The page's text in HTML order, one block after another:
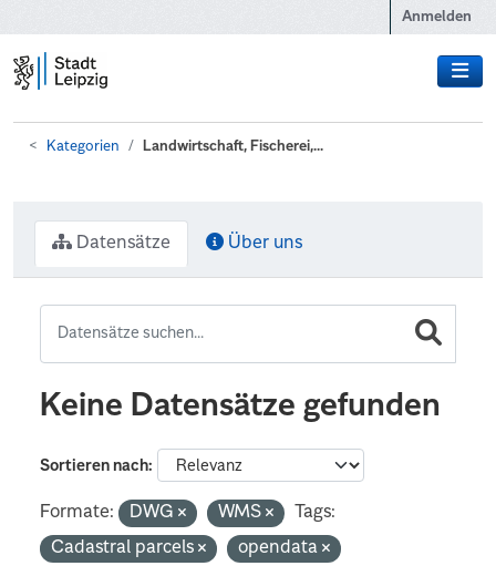
Anmelden
Kategorien Landwirtschaft, Fischerei,...
Datensätze Über uns
Keine Datensätze gefunden
Sortieren nach
Formate: DWG WMS
Tags:
Cadastral parcels
opendata